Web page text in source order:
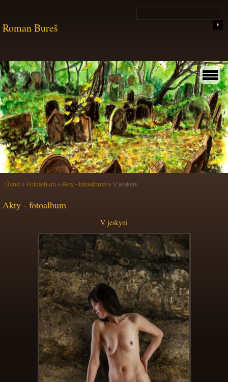
Roman Bureš
Úvod » Fotoalbum » Akty - fotoalbum » V jeskyni
Akty - fotoalbum
V jeskyni